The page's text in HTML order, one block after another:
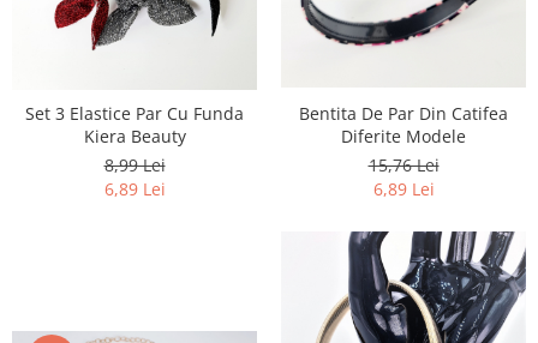
Set 3 Elastice Par Cu Funda
Kiera Beauty
8,99 Lei
6,89 Lei
Bentita De Par Din Catifea
Diferite Modele
15,76 Lei
6,89 Lei